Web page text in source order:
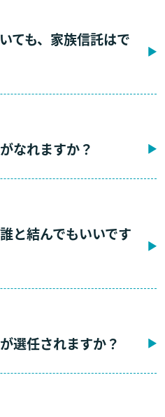
ても、家族信託はで
なれますか？
と結んでもいいです
選任されますか？